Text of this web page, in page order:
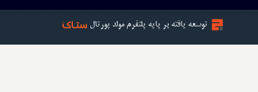
توسعه یافته بر پایه پلتفرم مولد پورتال